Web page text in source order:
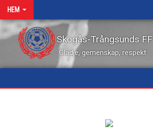
HEM
Skogås-Trångsunds FF
Glädje, gemenskap, respekt